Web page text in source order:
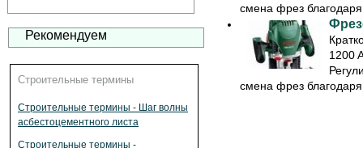
Рекомендуем
Строительные термины
Строительные термины - Шаг волны
асбестоцементного листа
Строительные термины -
смена фрез
1200
смена фрез